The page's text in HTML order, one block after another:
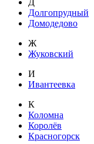
Д
Долгопрудный
Домодедово
Ж
Жуковский
И
Ивантеевка
К
Коломна
Королёв
Красногорск